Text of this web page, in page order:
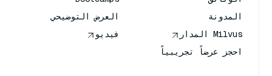
المدونة
Milvus المدار
احجز عرضاً تجريبياً
العرض التوضيحي
فيديو